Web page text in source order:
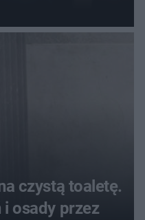
czystą toaletę.
i osady przez